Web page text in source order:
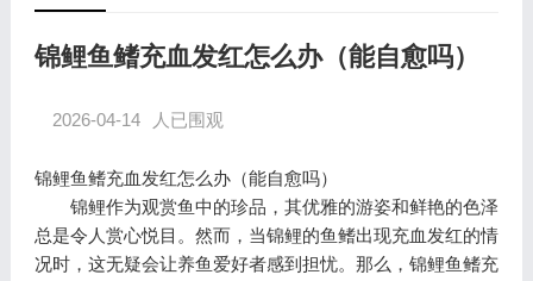
锦鲤鱼鳍充血发红怎么办（能自愈吗）
2026-04-14 人已围观
锦鲤鱼鳍充血发红怎么办（能自愈吗）
锦鲤作为观赏鱼中的珍品，其优雅的游姿和鲜艳的色泽
总是令人赏心悦目。然而，当锦鲤的鱼鳍出现充血发红的情
况时，这无疑会让养鱼爱好者感到担忧。那么，锦鲤鱼鳍充